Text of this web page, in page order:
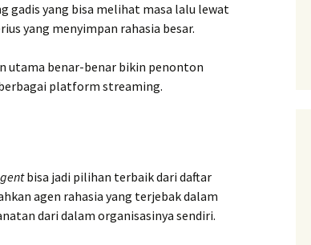
gadis yang bisa melihat masa lalu lewat
yang menyimpan rahasia besar.
utama benar-benar bikin penonton
platform streaming.
bisa jadi pilihan terbaik dari daftar
agen rahasia yang terjebak dalam
dari dalam organisasinya sendiri.